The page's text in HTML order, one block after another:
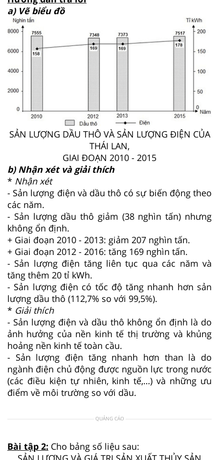
a) Vẽ biểu đồ
SẢN LƯỢNG DẦU THÔ VÀ SẢN LƯỢNG ĐIỆN CỦA
THÁI LAN,
GIAI ĐOẠN 2010 - 2015
b) Nhận xét và giải thích
* Nhận xét
- Sản lượng điện và dầu thô có sự biến động theo
các năm.
- Sản lượng dầu thô giảm (38 nghìn tấn) nhưng
không ổn định.
+ Giai đoạn 2010 - 2013: giảm 207 nghìn tấn.
+ Giai đoạn 2012 - 2016: tăng 169 nghìn tấn.
- Sản lượng điện tăng liên tục qua các năm và
tăng thêm 20 tỉ kWh.
- Sản lượng điện có tốc độ tăng nhanh hơn sản
lượng dầu thô (112,7% so với 99,5%).
* Giải thích
- Sản lượng điện và dầu thô không ổn định là do
ảnh hưởng của nền kinh tế thị trường và khủng
hoảng nền kinh tế toàn cầu.
- Sản lượng điện tăng nhanh hơn than là do
ngành điện chủ động được nguồn lực trong nước
(các điều kiện tự nhiên, kinh tế,…) và những ưu
điểm về môi trường so với dầu.
QUẢNG CÁO
Bài tập 2: Cho bảng số liệu sau: